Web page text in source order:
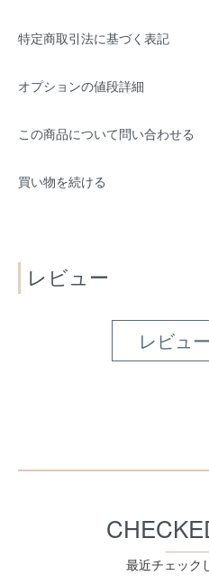
特定商取引法に基づく表記
オプションの値段詳細
この商品について問い合わせる
買い物を続ける
レビュー
レビュ
最近チェック